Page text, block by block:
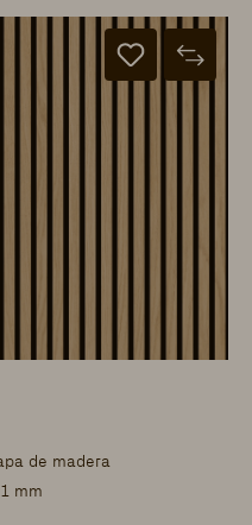
de madera
mm